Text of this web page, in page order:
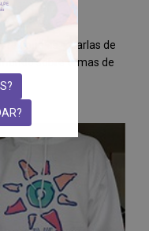
Charlas de
sobre temas de